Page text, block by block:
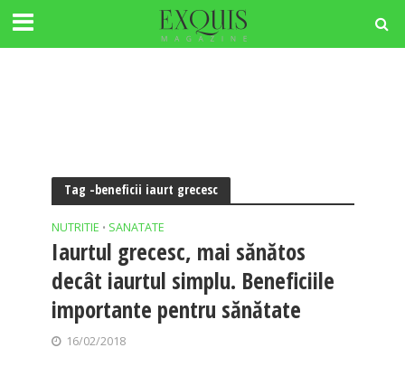
Tag -beneficii iaurt grecesc
NUTRITIE • SANATATE
Iaurtul grecesc, mai sănătos
decât iaurtul simplu. Beneficiile
importante pentru sănătate
16/02/2018